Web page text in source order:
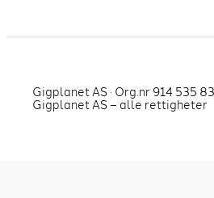
Gigplanet AS · Org.nr 914 535
Gigplanet AS – alle rettigheter